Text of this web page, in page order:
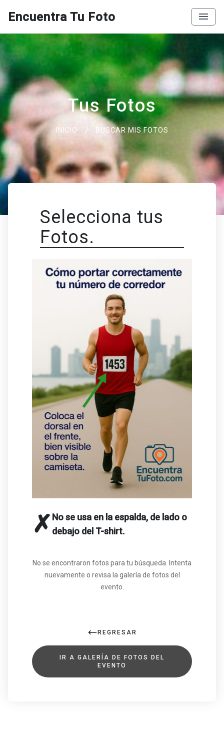
Encuentra Tu Foto
Tus Fotos
INICIO BUSCAR MIS FOTOS
Selecciona tus
Fotos.
✗ No se usa en la espalda, de lado o
debajo del T-shirt.
No se encontraron fotos para tu búsqueda. Intenta
nuevamente o revisa la galería de fotos del
evento.
REGRESAR
IR A GALERÍA DE FOTOS DEL
EVENTO